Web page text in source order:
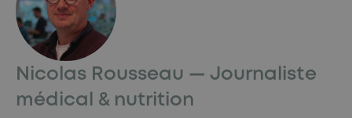
Nicolas Rousseau — Journaliste
médical & nutrition